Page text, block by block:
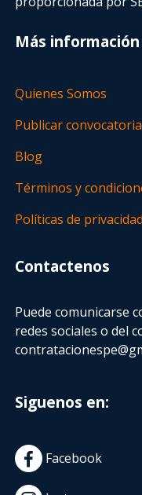
Más información
Quienes Somos
Publicar convocatoria
Blog
Términos y
Políticas de privacidad
Contactenos
Puede comunicarse
redes sociales o del
Siguenos en:
Facebook